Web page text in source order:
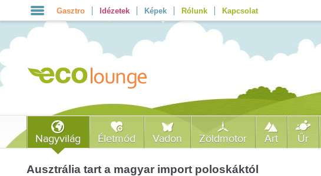
Gasztro Idézetek Képek Rólunk Kapcsolat
Nagyvilág Életmód Vadon Zöldmotor Art Űr
Ausztrália tart a magyar import poloskáktól